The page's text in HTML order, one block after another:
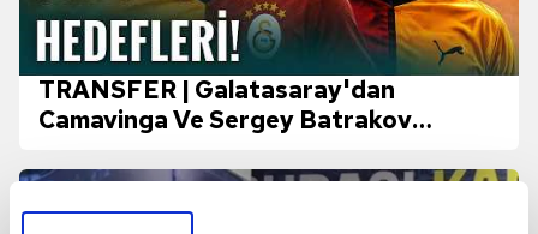
TRANSFER | Galatasaray'dan
Camavinga Ve Sergey Batrakov